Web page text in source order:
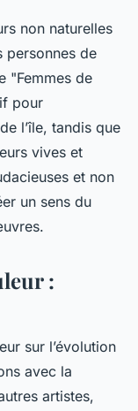
non naturelles
personnes de
"Femmes de
pour
l’île, tandis que
vives et
et non
un sens du
:
sur l’évolution
avec la
artistes,